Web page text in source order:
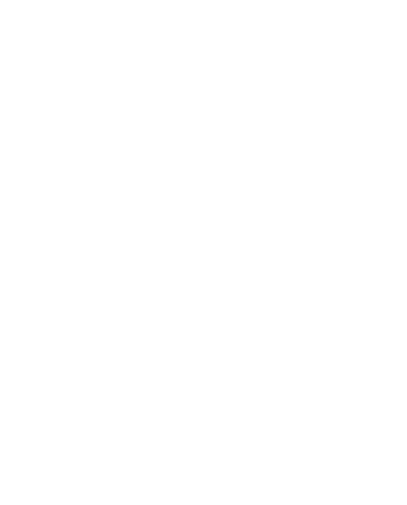
Ce parcours vise à former des
lexicologie, morphologie, syntaxe,
. Les
des équipes SLD et Parole Cerveau
plusieurs projets importants et de
Ce master a pour ambition, en tant que